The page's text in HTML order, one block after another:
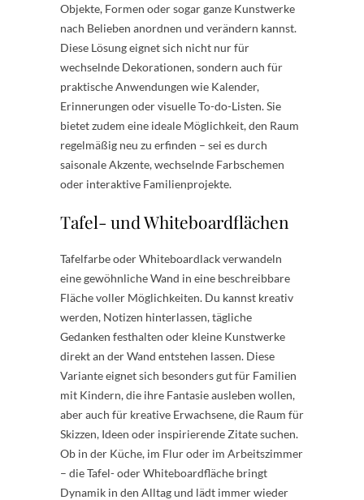
Objekte, Formen oder sogar ganze Kunstwerke
nach Belieben anordnen und verändern kannst.
Diese Lösung eignet sich nicht nur für
wechselnde Dekorationen, sondern auch für
praktische Anwendungen wie Kalender,
Erinnerungen oder visuelle To-do-Listen. Sie
bietet zudem eine ideale Möglichkeit, den Raum
regelmäßig neu zu erfinden – sei es durch
saisonale Akzente, wechselnde Farbschemen
oder interaktive Familienprojekte.
Tafel- und Whiteboardflächen
Tafelfarbe oder Whiteboardlack verwandeln
eine gewöhnliche Wand in eine beschreibbare
Fläche voller Möglichkeiten. Du kannst kreativ
werden, Notizen hinterlassen, tägliche
Gedanken festhalten oder kleine Kunstwerke
direkt an der Wand entstehen lassen. Diese
Variante eignet sich besonders gut für Familien
mit Kindern, die ihre Fantasie ausleben wollen,
aber auch für kreative Erwachsene, die Raum für
Skizzen, Ideen oder inspirierende Zitate suchen.
Ob in der Küche, im Flur oder im Arbeitszimmer
– die Tafel- oder Whiteboardfläche bringt
Dynamik in den Alltag und lädt immer wieder